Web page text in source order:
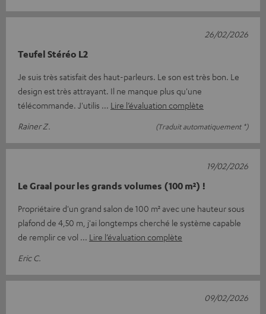
Teufel Stéréo L2
Je suis très satisfait des haut-parleurs. Le son est très bon. Le
design est très attrayant. Il ne manque plus qu'une
télécommande. J'utilis
Lire l’évaluation complète
Rainer Z.
(Traduit automatiquement *)
26/02/2026
Le Graal pour les grands volumes (100 m²) !
Propriétaire d'un grand salon de 100 m² avec une hauteur sous
plafond de 4,50 m, j'ai longtemps cherché le système capable
de remplir ce vol
Lire l’évaluation complète
Eric C.
19/02/2026
09/02/2026